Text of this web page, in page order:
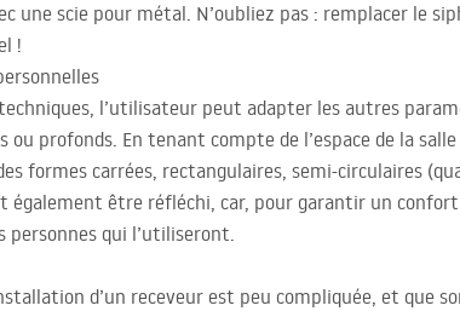
une scie pour métal. N’oubliez pas : remplacer le
!
l’utilisateur peut adapter les autres
profonds. En tenant compte de l’espace de la
formes carrées, rectangulaires, semi-circulaires
également être réfléchi, car, pour garantir un
personnes qui l’utiliseront.
d’un receveur est peu compliquée, et que